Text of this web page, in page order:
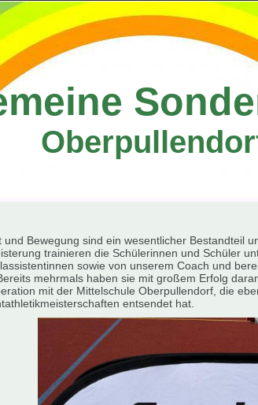
und Bewegung sind ein wesentlicher Bestandteil
trainieren die Schülerinnen und Schüler
sowie von unserem Coach und
mehrmals haben sie mit großem Erfolg
mit der Mittelschule Oberpullendorf, die
entsendet hat.